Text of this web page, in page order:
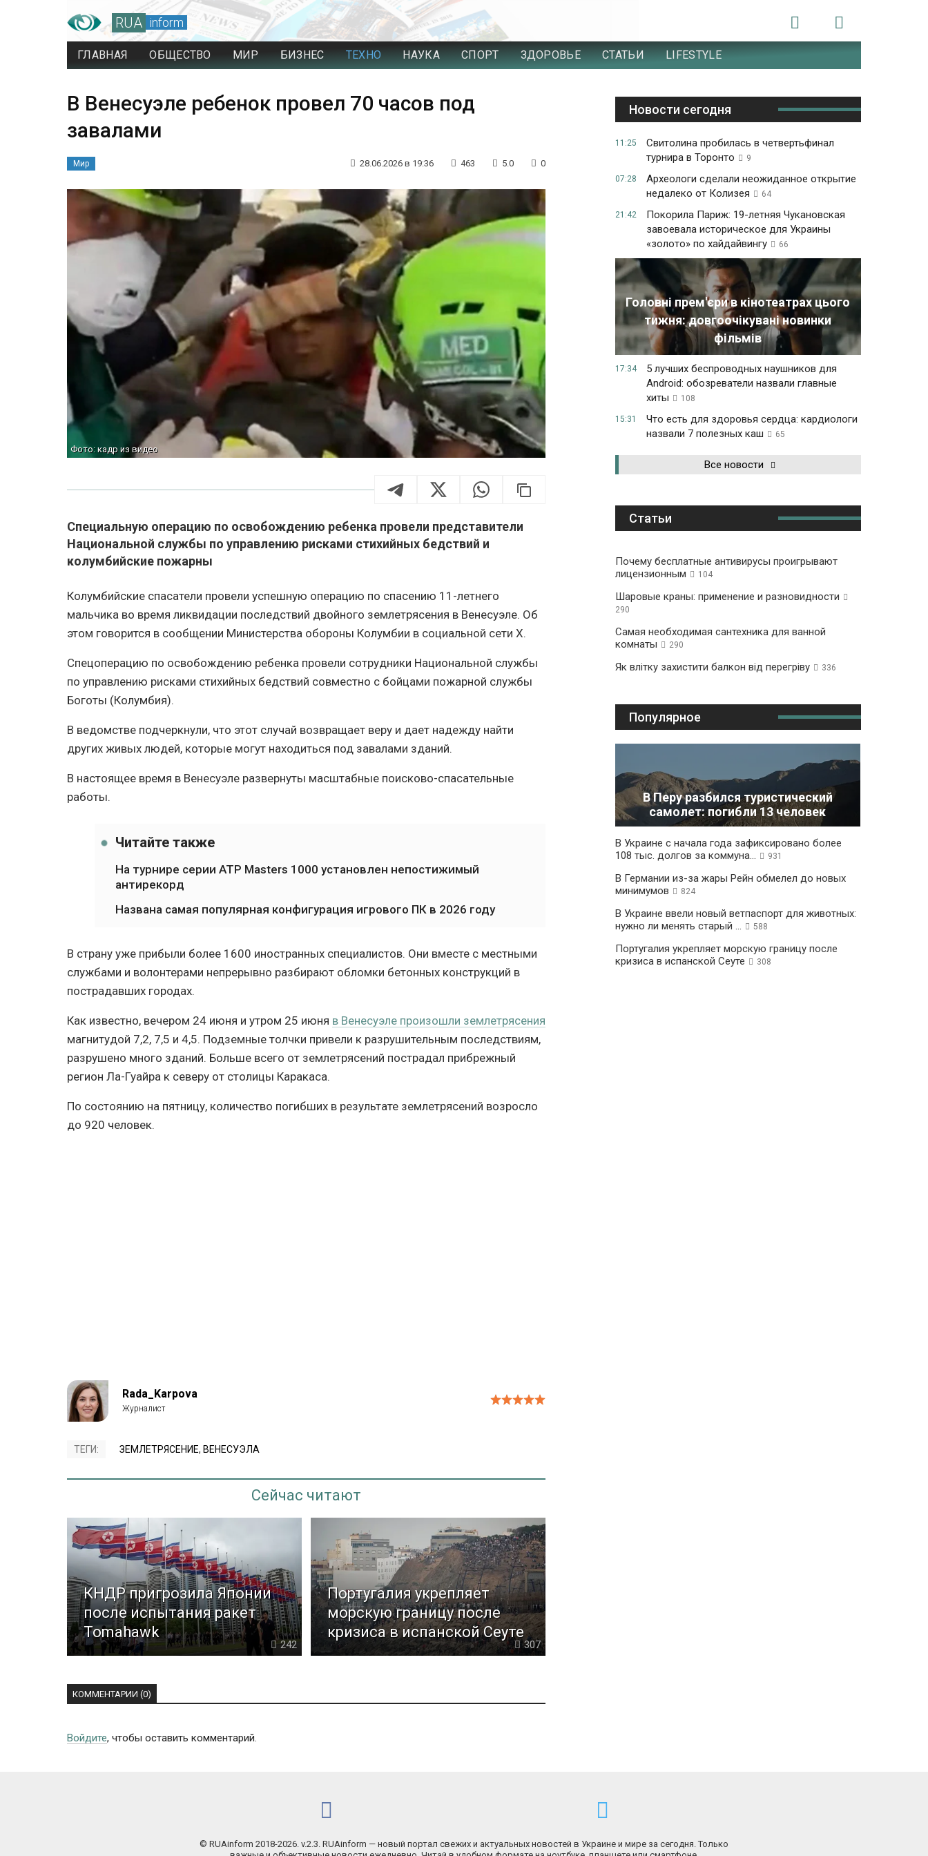
RUA inform
ГЛАВНАЯ ОБЩЕСТВО МИР БИЗНЕС ТЕХНО НАУКА СПОРТ ЗДОРОВЬЕ СТАТЬИ LIFESTYLE
В Венесуэле ребенок провел 70 часов под
завалами
Мир 28.06.2026 в 19:36 463 5.0 0
Фото: кадр из видео
Специальную операцию по освобождению ребенка провели представители
Национальной службы по управлению рисками стихийных бедствий и
колумбийские пожарны
Колумбийские спасатели провели успешную операцию по спасению 11-летнего
мальчика во время ликвидации последствий двойного землетрясения в Венесуэле. Об
этом говорится в сообщении Министерства обороны Колумбии в социальной сети X.
Спецоперацию по освобождению ребенка провели сотрудники Национальной службы
по управлению рисками стихийных бедствий совместно с бойцами пожарной службы
Боготы (Колумбия).
В ведомстве подчеркнули, что этот случай возвращает веру и дает надежду найти
других живых людей, которые могут находиться под завалами зданий.
В настоящее время в Венесуэле развернуты масштабные поисково-спасательные
работы.
Читайте также
На турнире серии ATP Masters 1000 установлен непостижимый
антирекорд
Названа самая популярная конфигурация игрового ПК в 2026 году
В страну уже прибыли более 1600 иностранных специалистов. Они вместе с местными
службами и волонтерами непрерывно разбирают обломки бетонных конструкций в
пострадавших городах.
Как известно, вечером 24 июня и утром 25 июня в Венесуэле произошли землетрясения
магнитудой 7,2, 7,5 и 4,5. Подземные толчки привели к разрушительным последствиям,
разрушено много зданий. Больше всего от землетрясений пострадал прибрежный
регион Ла-Гуайра к северу от столицы Каракаса.
По состоянию на пятницу, количество погибших в результате землетрясений возросло
до 920 человек.
Rada_Karpova
ТЕГИ: ЗЕМЛЕТРЯСЕНИЕ, ВЕНЕСУЭЛА
Сейчас читают
КНДР пригрозила Японии
после испытания ракет
Tomahawk
242
Португалия укрепляет
морскую границу после
кризиса в испанской Сеуте
307
КОММЕНТАРИИ (0)
Войдите, чтобы оставить комментарий.
Новости сегодня
11:25
Свитолина пробилась в четвертьфинал
турнира в Торонто
9
07:28
Археологи сделали неожиданное открытие
недалеко от Колизея
64
21:42
Покорила Париж: 19-летняя Чукановская
завоевала историческое для Украины
«золото» по хайдайвингу
66
Головні прем'єри в кінотеатрах цього
тижня: довгоочікувані новинки
фільмів
17:34
5 лучших беспроводных наушников для
Android: обозреватели назвали главные
хиты
108
15:31
Что есть для здоровья сердца: кардиологи
назвали 7 полезных каш
65
Все новости
Статьи
Почему бесплатные антивирусы проигрывают
лицензионным
104
Шаровые краны: применение и разновидности
290
Самая необходимая сантехника для ванной
комнаты
290
Як влітку захистити балкон від перегріву 336
Популярное
В Перу разбился туристический
самолет: погибли 13 человек
В Украине с начала года зафиксировано более
108 тыс. долгов за коммуна...
931
В Германии из-за жары Рейн обмелел до новых
минимумов
824
В Украине ввели новый ветпаспорт для животных:
нужно ли менять старый ...
588
Португалия укрепляет морскую границу после
кризиса в испанской Сеуте
308
© RUAinform 2018-2026. v.2.3. RUAinform — новый портал свежих и актуальных новостей в Украине и мире за сегодня. Только